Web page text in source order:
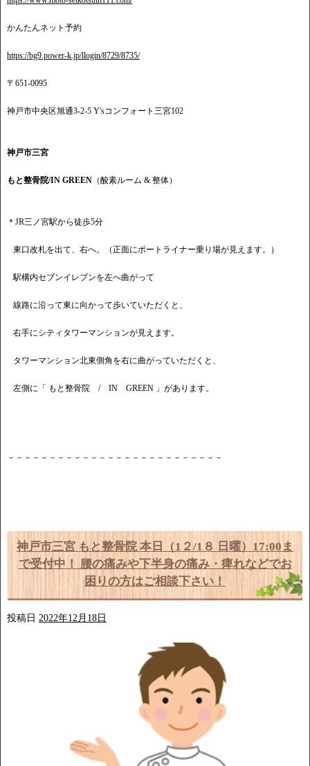
かんたんネット予約
https://bg9.power-k.jp/llogin/8729/8735/
〒651-0095
神戸市中央区旭通3-2-5 Y'sコンフォート三宮102
神戸市三宮
もと整骨院/IN GREEN （酸素ルーム & 整体）
＊JR三ノ宮駅から徒歩5分
東口改札を出て、右へ。（正面にポートライナー乗り場が見えます。）
駅構内セブンイレブンを左へ曲がって
線路に沿って東に向かって歩いていただくと、
右手にシティタワーマンションが見えます。
タワーマンション北東側角を右に曲がっていただくと、
左側に「 もと整骨院 / IN GREEN 」があります。
－－－－－－－－－－－－－－－－－－－－－－－－－－
神戸市三宮 もと整骨院 本日（1２/1８ 日曜）17:00ま
で受付中！ 腰の痛みや下半身の痛み・痺れなどでお
困りの方はご相談下さい！
投稿日 2022年12月18日